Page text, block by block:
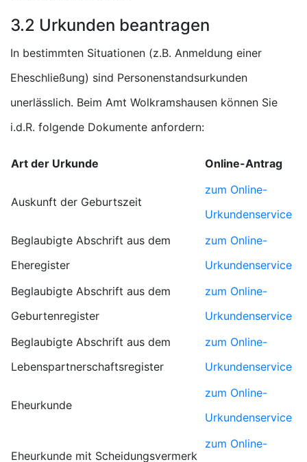
3.2 Urkunden beantragen
In bestimmten Situationen (z.B. Anmeldung einer
Eheschließung) sind Personenstandsurkunden
unerlässlich. Beim Amt Wolkramshausen können Sie
i.d.R. folgende Dokumente anfordern:
Art der Urkunde Online-Antrag
Auskunft der Geburtszeit
zum Online-
Urkundenservice
Beglaubigte Abschrift aus dem
Eheregister
zum Online-
Urkundenservice
Beglaubigte Abschrift aus dem
Geburtenregister
zum Online-
Urkundenservice
Beglaubigte Abschrift aus dem
Lebenspartnerschaftsregister
zum Online-
Urkundenservice
Eheurkunde
zum Online-
Urkundenservice
Eheurkunde mit Scheidungsvermerk
zum Online-